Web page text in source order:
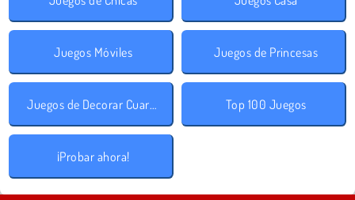
Juegos Móviles Juegos de Princesas
Juegos de Decorar Cuartos Top 100 Juegos
¡Probar ahora!